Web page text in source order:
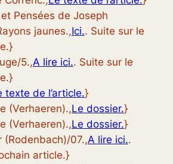
Pensées de Joseph
jaunes.,Ici.. Suite sur le
5.,A lire ici.. Suite sur le
texte de l’article.}
(Verhaeren).,Le dossier.}
(Verhaeren).,Le dossier.}
(Rodenbach)/07.,A lire ici..
article.}